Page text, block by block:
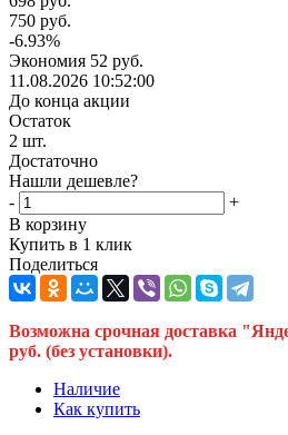
750 руб.
-6.93%
Экономия 52 руб.
11.08.2026 10:52:00
До конца акции
Остаток
2 шт.
Достаточно
Нашли дешевле?
-
+
В корзину
Купить в 1 клик
Поделиться
Возможна срочная доставка
руб. (без установки).
Наличие
Как купить